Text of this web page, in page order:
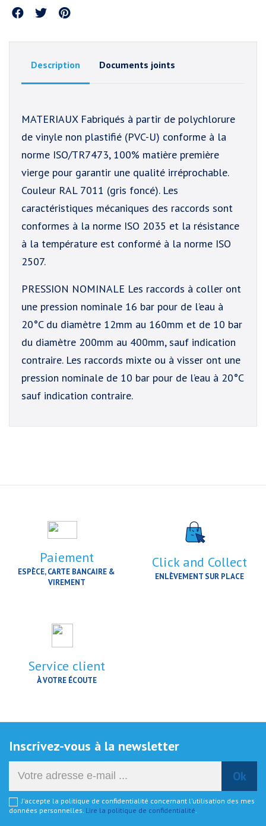
Partager
Description Documents joints
MATERIAUX Fabriqués à partir de polychlorure
de vinyle non plastifié (PVC-U) conforme à la
norme ISO/TR7473, 100% matière première
vierge pour garantir une qualité irréprochable.
Couleur RAL 7011 (gris foncé). Les
caractéristiques mécaniques des raccords sont
conformes à la norme ISO 2035 et la résistance
à la température est conformé à la norme ISO
2507.
PRESSION NOMINALE Les raccords à coller ont
une pression nominale 16 bar pour de l’eau à
20°C du diamètre 12mm au 160mm et de 10 bar
du diamètre 200mm au 400mm, sauf indication
contraire. Les raccords mixte ou à visser ont une
pression nominale de 10 bar pour de l’eau à 20°C
sauf indication contraire.
Paiement
ESPÈCE, CARTE BANCAIRE &
VIREMENT
Click and Collect
ENLÈVEMENT SUR PLACE
Service client
À VOTRE ÉCOUTE
Inscrivez-vous à la newsletter
J'accepte la politique de confidentialité concernant l'utilisation des mes
données personnelles. Lire la politique de confidentialité